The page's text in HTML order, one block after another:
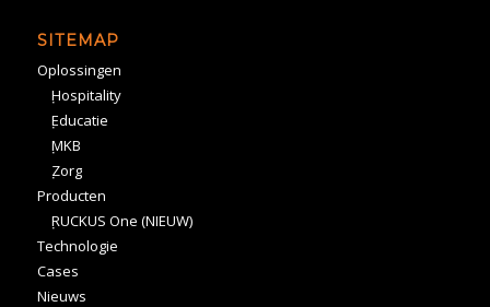
SITEMAP
Oplossingen
Hospitality
Educatie
MKB
Zorg
Producten
RUCKUS One (NIEUW)
Technologie
Cases
Nieuws